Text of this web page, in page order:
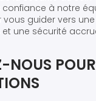
confiance à notre
guider vers
une sécurité
NOUS